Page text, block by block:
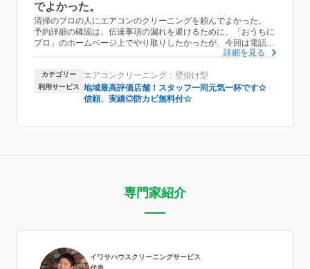
でよかった。
清掃のプロの人にエアコンのクリーニングを頼んでよかった。
予約詳細の確認は、伝達事項の漏れを避けるために、「おうちに
プロ」のホームページ上でやり取りしたかったが、今回は電話で
開始だったが、当日にその旨の連絡があったので、安心して到着
を待つことができた。作業員の方が車両から降りた時に、笑顔で
挨拶してくれたので、自然に会話することができた。清掃は2時
ので覚えておいてほしかった。会社間の情報共有を徹底し、スム
詳細を見る
カテゴリー エアコンクリーニング：壁掛け型
利用サービス
地域最高評価店舗！スタッフ一同元気一杯です☆
信頼、実績◎防カビ無料付☆
専門家紹介
イワサハウスクリーニングサービス